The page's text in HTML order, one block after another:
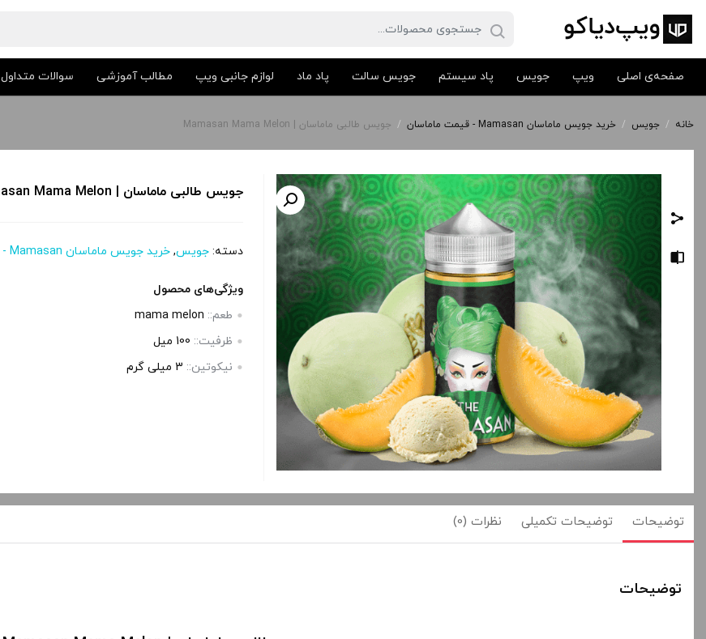
صفحه‌ی اصلی ویپ جویس پاد سیستم جویس سالت پاد ماد لوازم جانبی ویپ مطالب آموزشی سوالات متداول
خانه / جویس / خرید جویس ماماسان Mamasan - قیمت ماماسان / جویس طالبی ماماسان | Mamasan Mama Melon
جویس طالبی ماماسان | Mamasan Mama Melon
دسته:جویس,خرید جویس ماماسان Mamasan - قیمت ماماسان
ویژگی‌های محصول
طعم:: mama melon
ظرفیت:: 100 میل
نیکوتین:: 3 میلی گرم
توضیحات توضیحات تکمیلی نظرات (0)
توضیحات